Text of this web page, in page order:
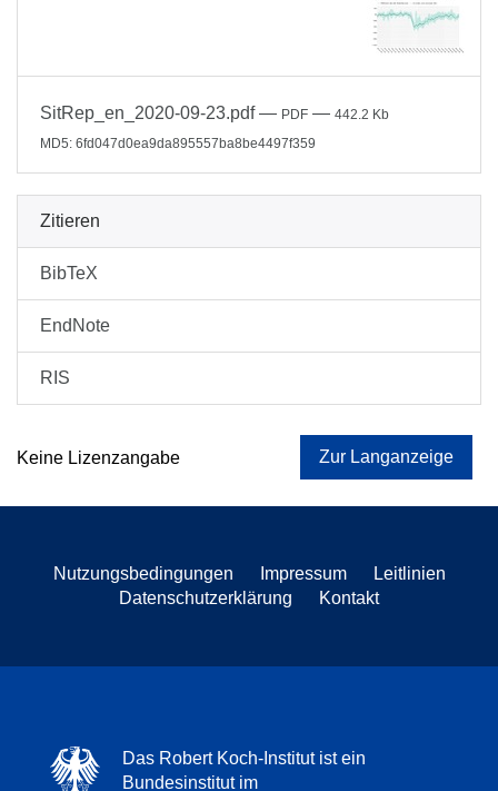
SitRep_en_2020-09-23.pdf— PDF — 442.2 Kb
MD5: 6fd047d0ea9da895557ba8be4497f359
Zitieren
BibTeX
EndNote
RIS
Keine Lizenzangabe Zur Langanzeige
Nutzungsbedingungen Impressum
Leitlinien
Datenschutzerklärung
Kontakt
Das Robert Koch-Institut ist ein
Bundesinstitut im